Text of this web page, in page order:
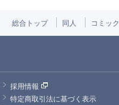
総合トップ 同人 コミッ
採用情報
特定商取引法に基づく表示